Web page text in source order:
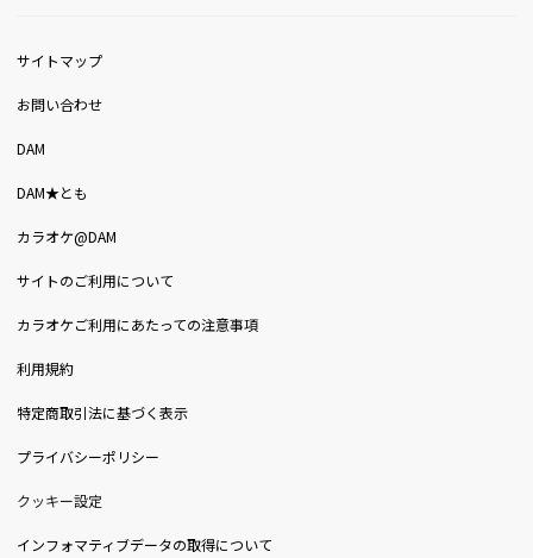
サイトマップ
お問い合わせ
DAM
DAM★とも
カラオケ@DAM
サイトのご利用について
カラオケご利用にあたっての注意事項
利用規約
特定商取引法に基づく表示
プライバシーポリシー
クッキー設定
インフォマティブデータの取得について